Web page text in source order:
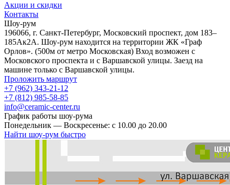
Акции и скидки
Контакты
Шоу-рум
196066, г. Санкт-Петербург, Московский проспект, дом 183–
185Ак2А. Шоу-рум находится на территории ЖК «Граф
Орлов». (500м от метро Московская) Вход возможен с
Московского проспекта и с Варшавской улицы. Заезд на
машине только с Варшавской улицы.
Проложить маршрут
+7 (962) 343-21-12
+7 (812) 985-58-85
info@ceramic-center.ru
График работы шоу-рума
Понедельник — Воскресенье: с 10.00 до 20.00
Найти шоу-рум быстро